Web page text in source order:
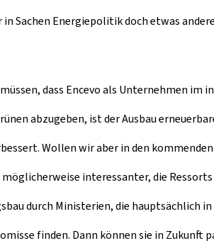
in Sachen Energiepolitik doch etwas
dass Encevo als Unternehmen
abzugeben, ist der Ausbau
Wollen wir aber in den
interessanter, die
durch Ministerien, die hauptsächlich in
finden. Dann können sie in